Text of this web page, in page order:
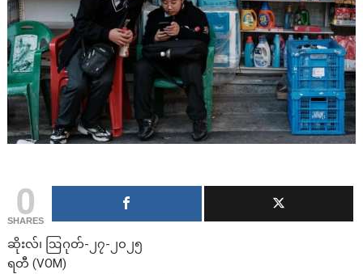
0
SHARES
ဆိုးလ်၊ ဩဂုတ်-၂၇-၂၀၂၅
ရတီ (VOM)